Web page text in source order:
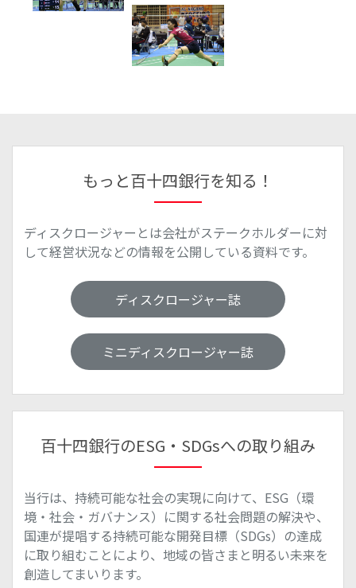
もっと百十四銀行を知る！
ディスクロージャーとは会社がステークホルダーに対
して経営状況などの情報を公開している資料です。
ディスクロージャー誌
ミニディスクロージャー誌
百十四銀行のESG・SDGsへの取り組み
当行は、持続可能な社会の実現に向けて、ESG（環
境・社会・ガバナンス）に関する社会問題の解決や、
国連が提唱する持続可能な開発目標（SDGs）の達成
に取り組むことにより、地域の皆さまと明るい未来を
創造してまいります。